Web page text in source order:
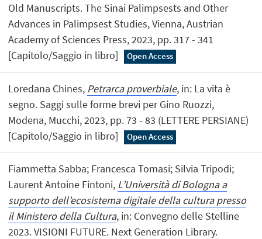
Old Manuscripts. The Sinai Palimpsests and Other
Advances in Palimpsest Studies, Vienna, Austrian
Academy of Sciences Press, 2023, pp. 317 - 341
[Capitolo/Saggio in libro]
Open Access
Loredana Chines, Petrarca proverbiale, in: La vita è
segno. Saggi sulle forme brevi per Gino Ruozzi,
Modena, Mucchi, 2023, pp. 73 - 83 (LETTERE PERSIANE)
[Capitolo/Saggio in libro]
Open Access
Fiammetta Sabba; Francesca Tomasi; Silvia Tripodi;
Laurent Antoine Fintoni, L’Università di Bologna a
supporto dell’ecosistema digitale della cultura presso
il Ministero della Cultura, in: Convegno delle Stelline
2023. VISIONI FUTURE. Next Generation Library.